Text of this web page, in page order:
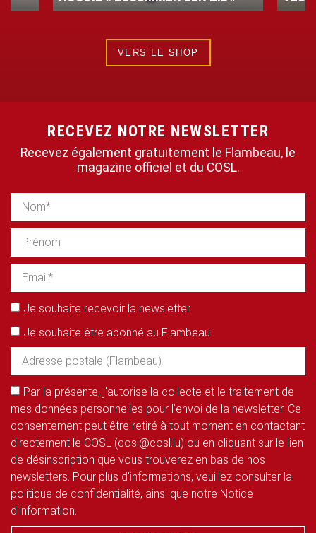
VERS LE SHOP
RECEVEZ NOTRE NEWSLETTER
Recevez également gratuitement le Flambeau, le
magazine officiel et du COSL.
Je souhaite recevoir la newsletter
Je souhaite être abonné au Flambeau
Par la présente, j'autorise la collecte et le traitement de
mes données personnelles pour l'envoi de la newsletter. Ce
consentement peut être retiré à tout moment en contactant
directement le COSL (cosl@cosl.lu) ou en cliquant sur le lien
de désinscription que vous trouverez en bas de nos
newsletters. Pour plus d'informations, veuillez consulter la
politique de confidentialité, ainsi que notre Notice
d'information.